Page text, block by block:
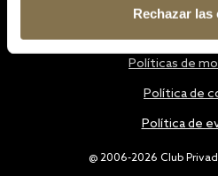
Rechazar las
@ 2006-2026 Club
Políticas de
Política de
Política de